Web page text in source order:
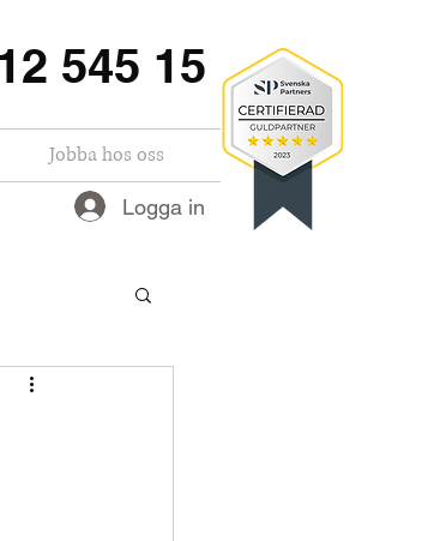
545 15
Jobba hos oss
Logga in